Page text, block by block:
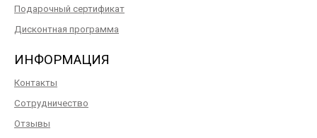
Подарочный сертификат
Дисконтная программа
ИНФОРМАЦИЯ
Контакты
Сотрудничество
Отзывы